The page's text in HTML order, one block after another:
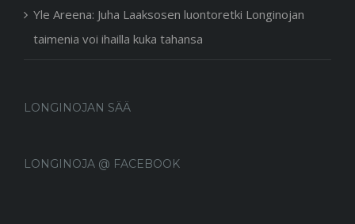
Yle Areena: Juha Laaksosen luontoretki Longinojan